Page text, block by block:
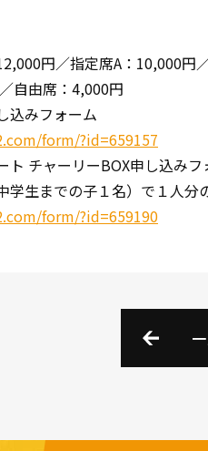
円／指定席A：10,000円
自由席：4,000円
みフォーム
form/?id=659157
チャーリーBOX申し込みフ
生までの子１名）で１人分
form/?id=659190